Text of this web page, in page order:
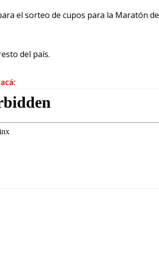
el sorteo de cupos para la Maratón de
del país.